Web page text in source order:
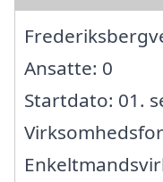
Ansatte: 0
Startdato: 01.